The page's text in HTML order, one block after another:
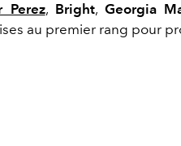
Perez, Bright, Georgia
au premier rang pour